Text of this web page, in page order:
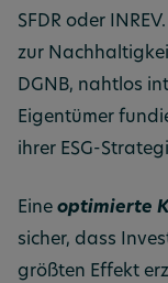
SFDR oder
zur
DGNB, nahtlos
Eigentümer
ihrer ESG-
Eine optimierte
sicher, dass
größten Effekt